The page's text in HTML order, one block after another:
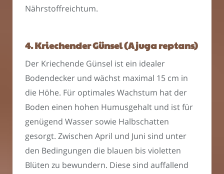
Nährstoffreichtum.
4. Kriechender Günsel (Ajuga reptans)
Der Kriechende Günsel ist ein idealer
Bodendecker und wächst maximal 15 cm in
die Höhe. Für optimales Wachstum hat der
Boden einen hohen Humusgehalt und ist für
genügend Wasser sowie Halbschatten
gesorgt. Zwischen April und Juni sind unter
den Bedingungen die blauen bis violetten
Blüten zu bewundern. Diese sind auffallend